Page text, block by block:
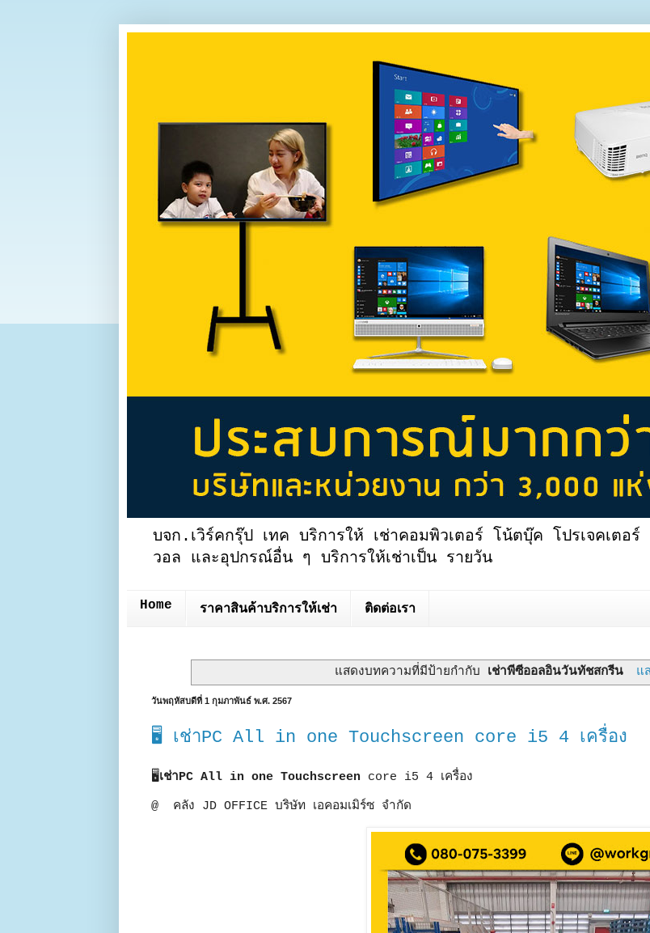
บจก.เวิร์คกรุ๊ป เทค บริการให้ เช่าคอมพิวเตอร์ โน้ตบุ๊ค โปรเจคเต
วอล และอุปกรณ์อื่น ๆ บริการให้เช่าเป็น รายวัน
Home ราคาสินค้าบริการให้เช่า ติดต่อเรา
แสดงบทความที่มีป้ายกำกับ เช่าพีซีออลอินวันทัชสกรีน แ
วันพฤหัสบดีที่ 1 กุมภาพันธ์ พ.ศ. 2567
🖥 เช่าPC All in one Touchscreen core i5 4 เครื่อง
🖥เช่าPC All in one Touchscreen core i5 4 เครื่อง
@ คลัง JD OFFICE บริษัท เอคอมเมิร์ซ จำกัด